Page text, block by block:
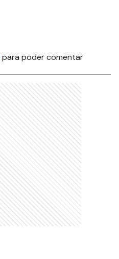
para poder comentar